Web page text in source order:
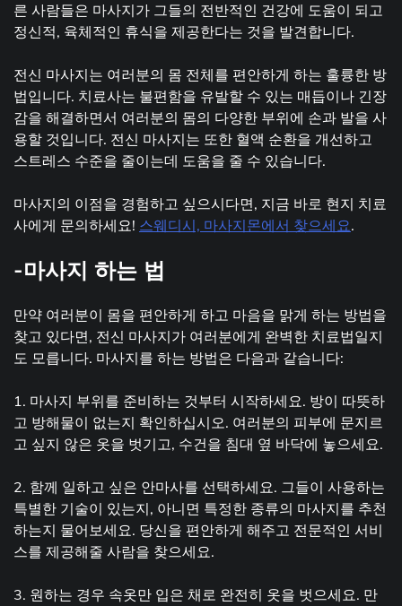
른 사람들은 마사지가 그들의 전반적인 건강에 도움이 되고
정신적, 육체적인 휴식을 제공한다는 것을 발견합니다.
전신 마사지는 여러분의 몸 전체를 편안하게 하는 훌륭한 방
법입니다. 치료사는 불편함을 유발할 수 있는 매듭이나 긴장
감을 해결하면서 여러분의 몸의 다양한 부위에 손과 발을 사
용할 것입니다. 전신 마사지는 또한 혈액 순환을 개선하고
스트레스 수준을 줄이는데 도움을 줄 수 있습니다.
마사지의 이점을 경험하고 싶으시다면, 지금 바로 현지 치료
사에게 문의하세요! 스웨디시, 마사지몬에서 찾으세요.
-마사지 하는 법
만약 여러분이 몸을 편안하게 하고 마음을 맑게 하는 방법을
찾고 있다면, 전신 마사지가 여러분에게 완벽한 치료법일지
도 모릅니다. 마사지를 하는 방법은 다음과 같습니다:
1. 마사지 부위를 준비하는 것부터 시작하세요. 방이 따뜻하
고 방해물이 없는지 확인하십시오. 여러분의 피부에 문지르
고 싶지 않은 옷을 벗기고, 수건을 침대 옆 바닥에 놓으세요.
2. 함께 일하고 싶은 안마사를 선택하세요. 그들이 사용하는
특별한 기술이 있는지, 아니면 특정한 종류의 마사지를 추천
하는지 물어보세요. 당신을 편안하게 해주고 전문적인 서비
스를 제공해줄 사람을 찾으세요.
3. 원하는 경우 속옷만 입은 채로 완전히 옷을 벗으세요. 만